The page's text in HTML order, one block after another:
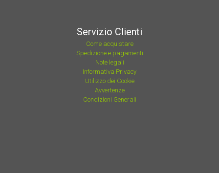
Servizio Clienti
Come acquistare
Spedizione e pagamenti
Note legali
Informativa Privacy
Utilizzo dei Cookie
Avvertenze
Condizioni Generali